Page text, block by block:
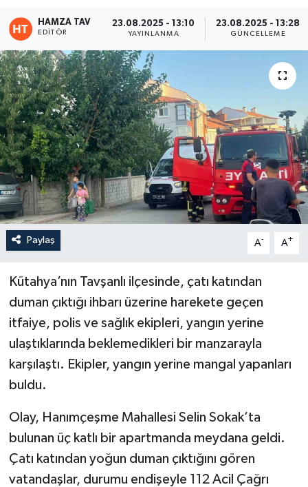
HAMZA TAV
EDITÖR
23.08.2025 - 13:10
YAYINLANMA
23.08.2025 - 13:28
GÜNCELLEME
Paylaş A- A+
Kütahya’nın Tavşanlı ilçesinde, çatı katından
duman çıktığı ihbarı üzerine harekete geçen
itfaiye, polis ve sağlık ekipleri, yangın yerine
ulaştıklarında beklemedikleri bir manzarayla
karşılaştı. Ekipler, yangın yerine mangal yapanları
buldu.
Olay, Hanımçeşme Mahallesi Selin Sokak’ta
bulunan üç katlı bir apartmanda meydana geldi.
Çatı katından yoğun duman çıktığını gören
vatandaşlar, durumu endişeyle 112 Acil Çağrı
Asayiş
Resmi İlan